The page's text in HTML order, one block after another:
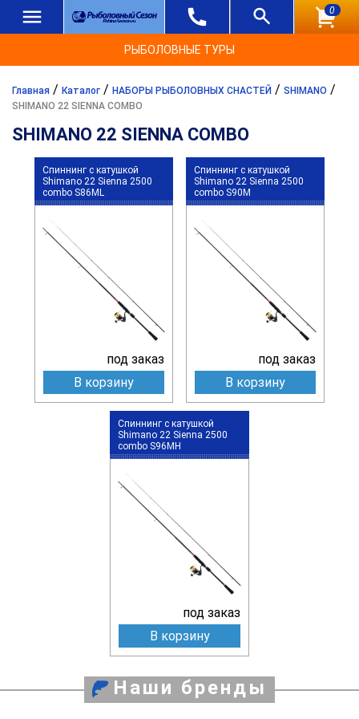
0
РЫБОЛОВНЫЕ ТУРЫ
Главная / Каталог / НАБОРЫ РЫБОЛОВНЫХ СНАСТЕЙ / SHIMANO /
SHIMANO 22 SIENNA COMBO
SHIMANO 22 SIENNA COMBO
Спиннинг с катушкой
Shimano 22 Sienna 2500
combo S86ML
под заказ
В корзину
Спиннинг с катушкой
Shimano 22 Sienna 2500
combo S90M
под заказ
В корзину
Спиннинг с катушкой
Shimano 22 Sienna 2500
combo S96MH
под заказ
В корзину
Наши бренды